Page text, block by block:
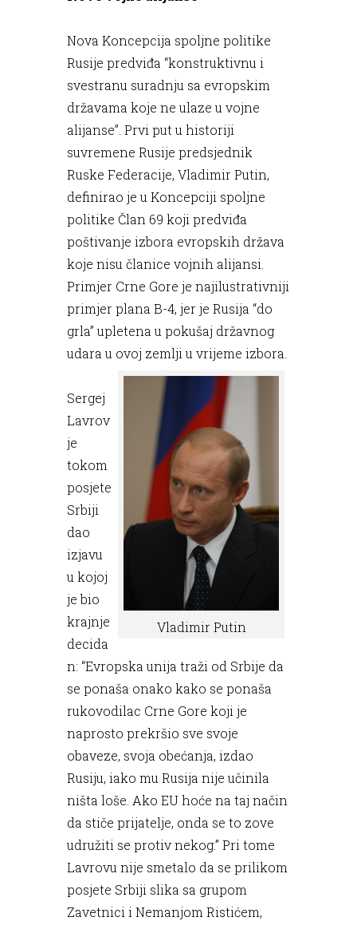
Nova Koncepcija spoljne politike
Rusije predviđa “konstruktivnu i
svestranu suradnju sa evropskim
državama koje ne ulaze u vojne
alijanse”. Prvi put u historiji
suvremene Rusije predsjednik
Ruske Federacije, Vladimir Putin,
definirao je u Koncepciji spoljne
politike Član 69 koji predviđa
poštivanje izbora evropskih država
koje nisu članice vojnih alijansi.
Primjer Crne Gore je najilustrativniji
primjer plana B-4, jer je Rusija “do
grla” upletena u pokušaj državnog
udara u ovoj zemlji u vrijeme izbora.
Vladimir Putin
Sergej
Lavrov
je
tokom
posjete
Srbiji
dao
izjavu
u kojoj
je bio
krajnje
decida
n: “Evropska unija traži od Srbije da
se ponaša onako kako se ponaša
rukovodilac Crne Gore koji je
naprosto prekršio sve svoje
obaveze, svoja obećanja, izdao
Rusiju, iako mu Rusija nije učinila
ništa loše. Ako EU hoće na taj način
da stiče prijatelje, onda se to zove
udružiti se protiv nekog.” Pri tome
Lavrovu nije smetalo da se prilikom
posjete Srbiji slika sa grupom
Zavetnici i Nemanjom Ristićem,